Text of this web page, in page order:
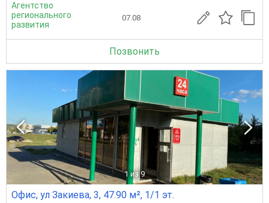
Агентство
регионального
развития
07.08
Позвонить
1 из 9
Офис, ул Закиева, 3, 47.90 м², 1/1 эт.